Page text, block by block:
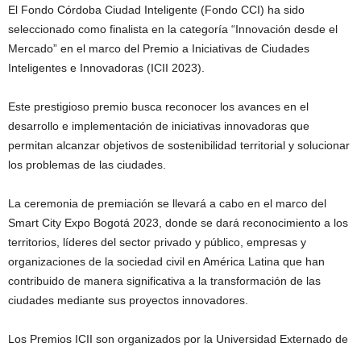
El Fondo Córdoba Ciudad Inteligente (Fondo CCI) ha sido
seleccionado como finalista en la categoría “Innovación desde el
Mercado” en el marco del Premio a Iniciativas de Ciudades
Inteligentes e Innovadoras (ICII 2023).
Este prestigioso premio busca reconocer los avances en el
desarrollo e implementación de iniciativas innovadoras que
permitan alcanzar objetivos de sostenibilidad territorial y solucionar
los problemas de las ciudades.
La ceremonia de premiación se llevará a cabo en el marco del
Smart City Expo Bogotá 2023, donde se dará reconocimiento a los
territorios, líderes del sector privado y público, empresas y
organizaciones de la sociedad civil en América Latina que han
contribuido de manera significativa a la transformación de las
ciudades mediante sus proyectos innovadores.
Los Premios ICII son organizados por la Universidad Externado de